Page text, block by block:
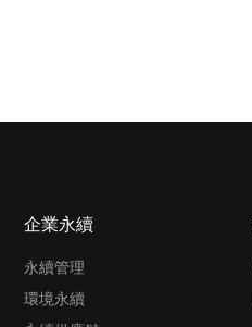
企業永續
永續管理
環境永續